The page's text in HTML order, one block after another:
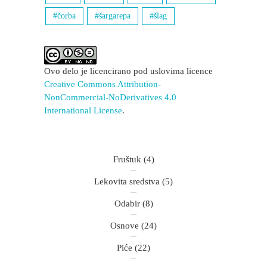
čorba šargarepa šlag
Ovo delo je licencirano pod uslovima licence
Creative Commons Attribution-
NonCommercial-NoDerivatives 4.0
International License.
Fruštuk (4)
Lekovita sredstva (5)
Odabir(8)
Osnove (24)
Piće (22)